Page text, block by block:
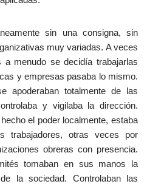
sin una consigna, sin
muy variadas. A veces
menudo se decidía trabajarlas
y empresas pasaba lo mismo.
apoderaban totalmente de las
y vigilaba la dirección.
el poder localmente, estaba
trabajadores, otras veces por
obreras con presencia.
tomaban en sus manos la
la sociedad. Controlaban las